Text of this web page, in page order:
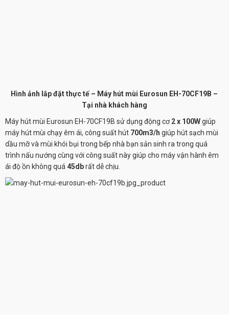
Hình ảnh lắp đặt thực tế – Máy hút mùi Eurosun EH-70CF19B –
Tại nhà khách hàng
Máy hút mùi Eurosun EH-70CF19B sử dụng động cơ2 x 100Wgiúp
máy hút mùi chạy êm ái, công suất hút 700m3/h giúp hút sạch mùi
dầu mỡ và mùi khói bụi trong bếp nhà bạn sản sinh ra trong quá
trình nấu nướng cùng với công suất này giúp cho máy vận hành êm
ái độ ồn không quá45dbrất dễ chịu.